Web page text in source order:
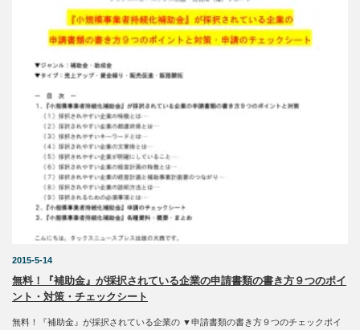
2015-5-14
無料！『補助金』が採択されている企業の申請書類の書き方９つのポイ
ント・対策・チェックシート
無料！『補助金』が採択されている企業の ▼申請書類の書き方９つのチェックポイ